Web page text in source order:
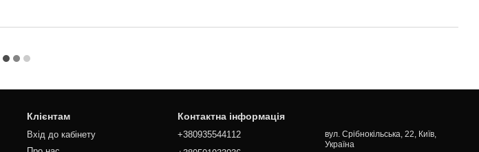
Клієнтам
Вхід до кабінету
Контактна інформація
+380935544112
вул. Срібнокільська, 22, Київ,
Україна